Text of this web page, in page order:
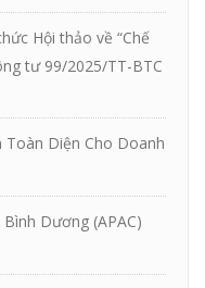
Hội thảo về “Chế
tư 99/2025/TT-BTC
Toàn Diện Cho Doanh
Dương (APAC)